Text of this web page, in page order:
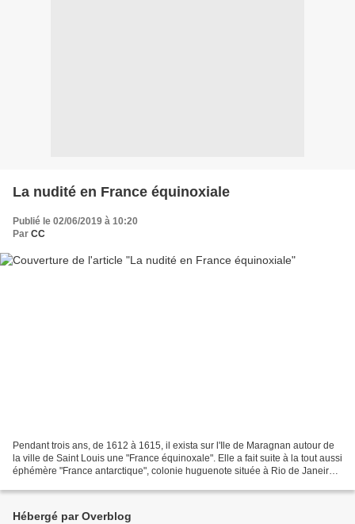
La nudité en France équinoxiale
Publié le 02/06/2019 à 10:20
Par CC
Pendant trois ans, de 1612 à 1615, il exista sur l'Ile de Maragnan autour de
la ville de Saint Louis une "France équinoxale". Elle a fait suite à la tout aussi
éphémère "France antarctique", colonie huguenote située à Rio de Janeiro
Hébergé par Overblog